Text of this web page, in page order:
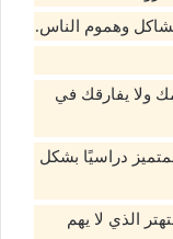
وهموم الناس.
ولا يفارقك في
دراسيًا بشكل
الذي لا يهم